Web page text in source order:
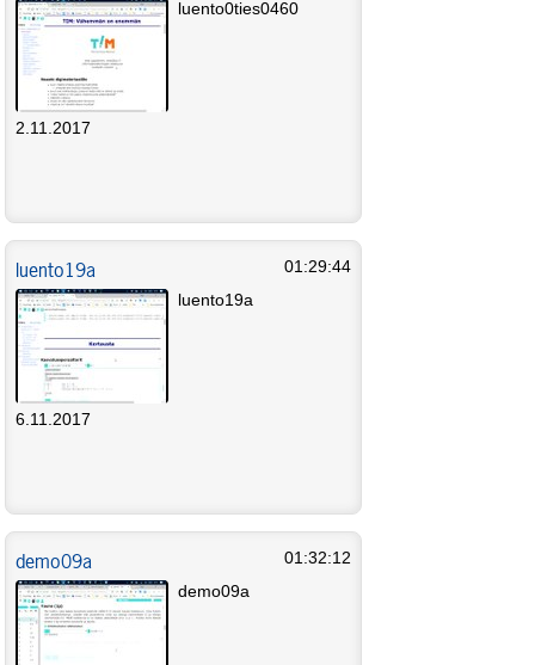
luento0ties0460
2.11.2017
luento19a
01:29:44
luento19a
6.11.2017
demo09a
01:32:12
demo09a